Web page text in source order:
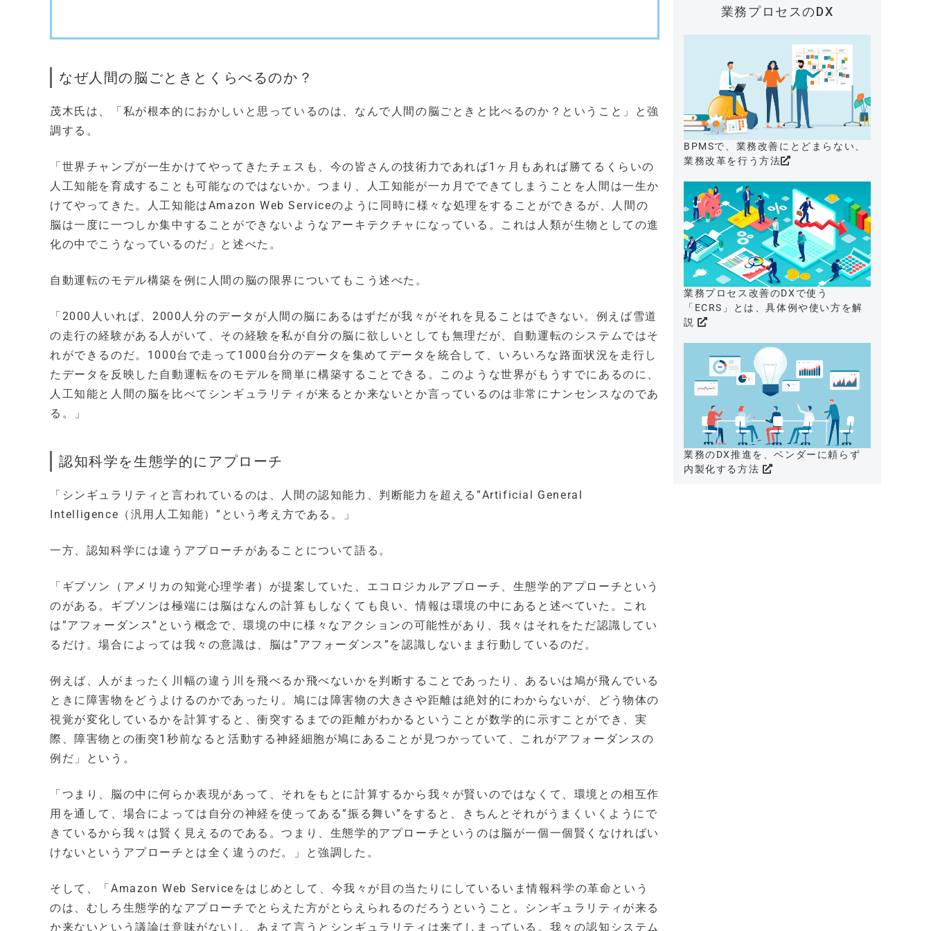
なぜ人間の脳ごときとくらべるのか？
茂木氏は、「私が根本的におかしいと思っているのは、なんで人間の脳ごときと比べるのか？ということ」と強
調する。
「世界チャンプが一生かけてやってきたチェスも、今の皆さんの技術力であれば1ヶ月もあれば勝てるくらいの
人工知能を育成することも可能なのではないか。つまり、人工知能が一カ月でできてしまうことを人間は一生か
けてやってきた。人工知能はAmazon Web Serviceのように同時に様々な処理をすることができるが、人間の
脳は一度に一つしか集中することができないようなアーキテクチャになっている。これは人類が生物としての進
化の中でこうなっているのだ」と述べた。
自動運転のモデル構築を例に人間の脳の限界についてもこう述べた。
「2000人いれば、2000人分のデータが人間の脳にあるはずだが我々がそれを見ることはできない。例えば雪道
の走行の経験がある人がいて、その経験を私が自分の脳に欲しいとしても無理だが、自動運転のシステムではそ
れができるのだ。1000台で走って1000台分のデータを集めてデータを統合して、いろいろな路面状況を走行し
たデータを反映した自動運転をのモデルを簡単に構築することできる。このような世界がもうすでにあるのに、
人工知能と人間の脳を比べてシンギュラリティが来るとか来ないとか言っているのは非常にナンセンスなのであ
る。」
認知科学を生態学的にアプローチ
「シンギュラリティと言われているのは、人間の認知能力、判断能力を超える”Artificial General
Intelligence（汎用人工知能）”という考え方である。」
一方、認知科学には違うアプローチがあることについて語る。
「ギブソン（アメリカの知覚心理学者）が提案していた、エコロジカルアプローチ、生態学的アプローチという
のがある。ギブソンは極端には脳はなんの計算もしなくても良い、情報は環境の中にあると述べていた。これ
は”アフォーダンス”という概念で、環境の中に様々なアクションの可能性があり、我々はそれをただ認識してい
るだけ。場合によっては我々の意識は、脳は”アフォーダンス”を認識しないまま行動しているのだ。
例えば、人がまったく川幅の違う川を飛べるか飛べないかを判断することであったり、あるいは鳩が飛んでいる
ときに障害物をどうよけるのかであったり。鳩には障害物の大きさや距離は絶対的にわからないが、どう物体の
視覚が変化しているかを計算すると、衝突するまでの距離がわかるということが数学的に示すことができ、実
際、障害物との衝突1秒前なると活動する神経細胞が鳩にあることが見つかっていて、これがアフォーダンスの
例だ」という。
「つまり、脳の中に何らか表現があって、それをもとに計算するから我々が賢いのではなくて、環境との相互作
用を通して、場合によっては自分の神経を使ってある”振る舞い”をすると、きちんとそれがうまくいくようにで
きているから我々は賢く見えるのである。つまり、生態学的アプローチというのは脳が一個一個賢くなければい
けないというアプローチとは全く違うのだ。」と強調した。
そして、「Amazon Web Serviceをはじめとして、今我々が目の当たりにしているいま情報科学の革命という
のは、むしろ生態学的なアプローチでとらえた方がとらえられるのだろうということ。シンギュラリティが来る
か来ないという議論は意味がないし、あえて言うとシンギュラリティは来てしまっている。我々の認知システム
業務プロセスのDX
BPMSで、業務改善にとどまらない、
業務改革を行う方法
業務プロセス改善のDXで使う
「ECRS」とは、具体例や使い方を解
説
業務のDX推進を、ベンダーに頼らず
内製化する方法